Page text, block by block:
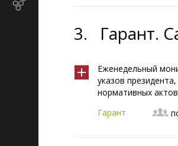
финансы
3. Гарант.
Еженедельный
указов
нормативных
Гарант